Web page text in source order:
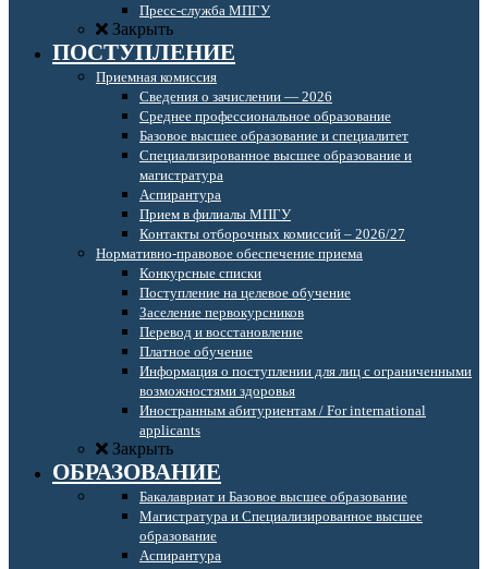
Пресс-служба МПГУ
Закрыть
ПОСТУПЛЕНИЕ
Приемная комиссия
Сведения о зачислении — 2026
Среднее профессиональное образование
Базовое высшее образование и специалитет
Специализированное высшее образование и
магистратура
Аспирантура
Прием в филиалы МПГУ
Контакты отборочных комиссий – 2026/27
Нормативно-правовое обеспечение приема
Конкурсные списки
Поступление на целевое обучение
Заселение первокурсников
Перевод и восстановление
Платное обучение
Информация о поступлении для лиц с ограниченными
возможностями здоровья
Иностранным абитуриентам / For international
applicants
Закрыть
ОБРАЗОВАНИЕ
Бакалавриат и Базовое высшее образование
Магистратура и Специализированное высшее
образование
Аспирантура